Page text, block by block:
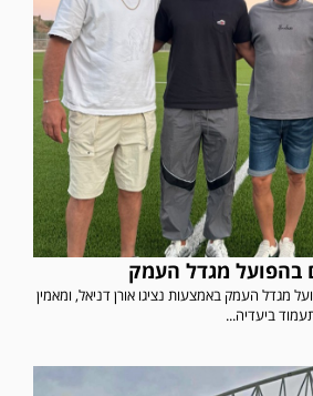
מגדל העמק
מגדל העמק באמצעות נציגו אורן דניאל, ומאמין
ביעדיה...